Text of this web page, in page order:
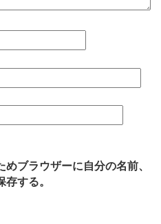
ブラウザーに自分の名前、
する。